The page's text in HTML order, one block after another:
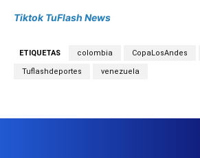
Tiktok TuFlash News
ETIQUETAS colombia CopaLosAndes
Tuflashdeportes venezuela